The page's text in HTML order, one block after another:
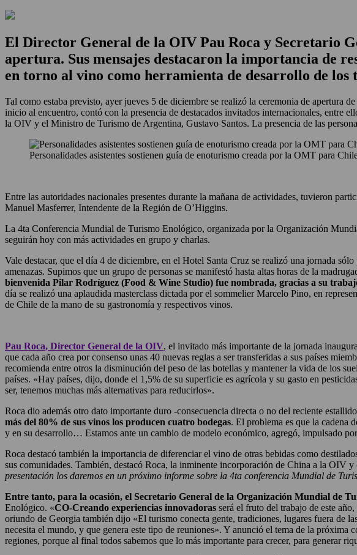
El Director General de la OIV Pau Roca y Secretario
apertura. Sus mensajes destacaron la importancia de
en torno al vino como herramienta de desarrollo de
Tal como estaba previsto, ayer jueves 5 de diciembre se realizó la ceremonia de
inicio al encuentro, contó con la presencia de destacados invitados internacionales,
la OIV y el Ministro de Turismo de Argentina, Gustavo Santos. La presencia de las
Personalidades asistentes sostienen guía de enoturismo creada por la OMT para
Entre las autoridades nacionales presentes durante la mañana de actividades, tuvieron
Manuel Masferrer, Intendente de la Región de O’Higgins.
La 4ta Conferencia Mundial de Turismo Enológico, organizada por la Organización
seguirán hoy con más actividades en grupo y charlas.
Vale destacar, que el día 4 de diciembre, en el Hotel Santa Cruz se realizó una jornada
amenazas. Supimos que un grupo de personas se manifestó hasta altas horas de la
bienvenida Pilar Rodríguez (Food & Wine Studio) fue nombrada, gracias a su
día se realizó una aplaudida masterclass dictada por el sommelier Marcelo Pino, en
de Chile de la mano de su gastronomía y respectivos vinos.
Pau Roca, Director General de la OIV, el invitado más importante de la jornada
que cada año crea por consenso unas 40 nuevas reglas a ser transferidas a sus países
recomienda entre otros la disminución del peso de las botellas y mantener la vida de los
países. «Hay países, dijo, donde el 1,5% de su superficie es agrícola y su gasto en
ser, tenemos muchas más alternativas para reducirlos».
Roca dio además otro dato importante duro -consecuencia directa o no del reciente
más del 80% de sus vinos los producen cuatro bodegas. El problema es que la cadena
y en su desarrollo… Estamos ante un cambio de modelo económico, agregó, impulsado
Roca destacó también la importancia de diferenciar el vino de otras bebidas como
sus comunidades. También, destacó Roca, la inminente incorporación de China a la
presentación los daremos en un próximo informe sobre la 4ta conferencia Mundial de
Entre tanto, para la ocasión, el Secretario General de la Organización Mundial de
Enológico. «CO-Creando experiencias innovadoras será el fruto del trabajo de este
oriundo de Georgia también dijo «El turismo conecta gente, tradiciones, lugares fuera de
necesita el mundo, y que genera este tipo de reuniones». Y anunció el tema de la próxima
regiones, porque al final todos sabemos que lo más importante para crecer, para generar